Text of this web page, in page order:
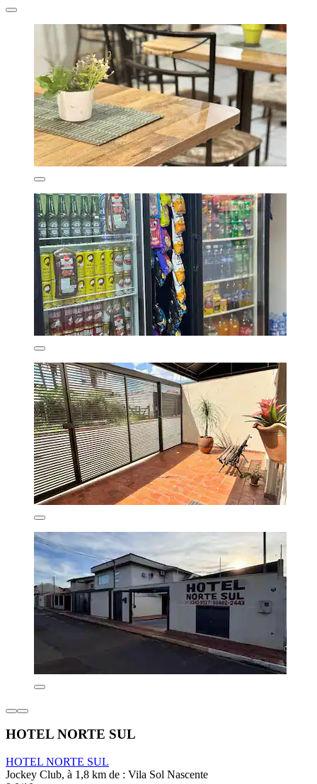
HOTEL NORTE SUL
HOTEL NORTE SUL
Jockey Club, à 1,8 km de : Vila Sol Nascente